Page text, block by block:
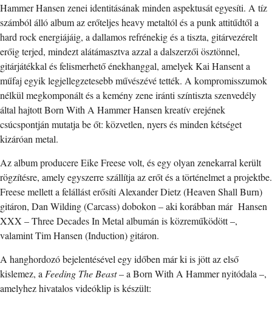
Hammer Hansen zenei identitásának minden aspektusát egyesíti. A tíz
számból álló album az erőteljes heavy metaltól és a punk attitűdtől a
hard rock energiájáig, a dallamos refrénekig és a tiszta, gitárvezérelt
erőig terjed, mindezt alátámasztva azzal a dalszerzői ösztönnel,
gitárjátékkal és felismerhető énekhanggal, amelyek Kai Hansent a
műfaj egyik legjellegzetesebb művészévé tették. A kompromisszumok
nélkül megkomponált és a kemény zene iránti színtiszta szenvedély
által hajtott Born With A Hammer Hansen kreatív erejének
csúcspontján mutatja be őt: közvetlen, nyers és minden kétséget
kizáróan metal.
Az album producere Eike Freese volt, és egy olyan zenekarral került
rögzítésre, amely egyszerre szállítja az erőt és a történelmet a projektbe.
Freese mellett a felállást erősíti Alexander Dietz (Heaven Shall Burn)
gitáron, Dan Wilding (Carcass) dobokon – aki korábban már Hansen
XXX – Three Decades In Metal albumán is közreműködött –,
valamint Tim Hansen (Induction) gitáron.
A hanghordozó bejelentésével egy időben már ki is jött az első
kislemez, a Feeding The Beast– a Born With A Hammer nyitódala –,
amelyhez hivatalos videóklip is készült: